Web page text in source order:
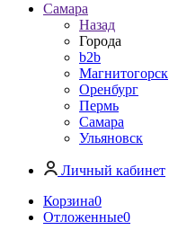
Самара
Назад
Города
b2b
Магнитогорск
Оренбург
Пермь
Самара
Ульяновск
Личный кабинет
Корзина0
Отложенные0